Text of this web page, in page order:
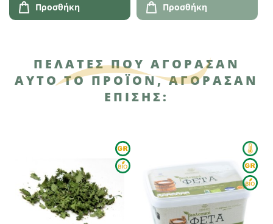
Προσθήκη Προσθήκη
ΠΕΛΆΤΕΣ ΠΟΥ ΑΓΌΡΑΣΑΝ
ΑΥΤΌ ΤΟ ΠΡΟΪΌΝ, ΑΓΌΡΑΣΑΝ
ΕΠΊΣΗΣ: